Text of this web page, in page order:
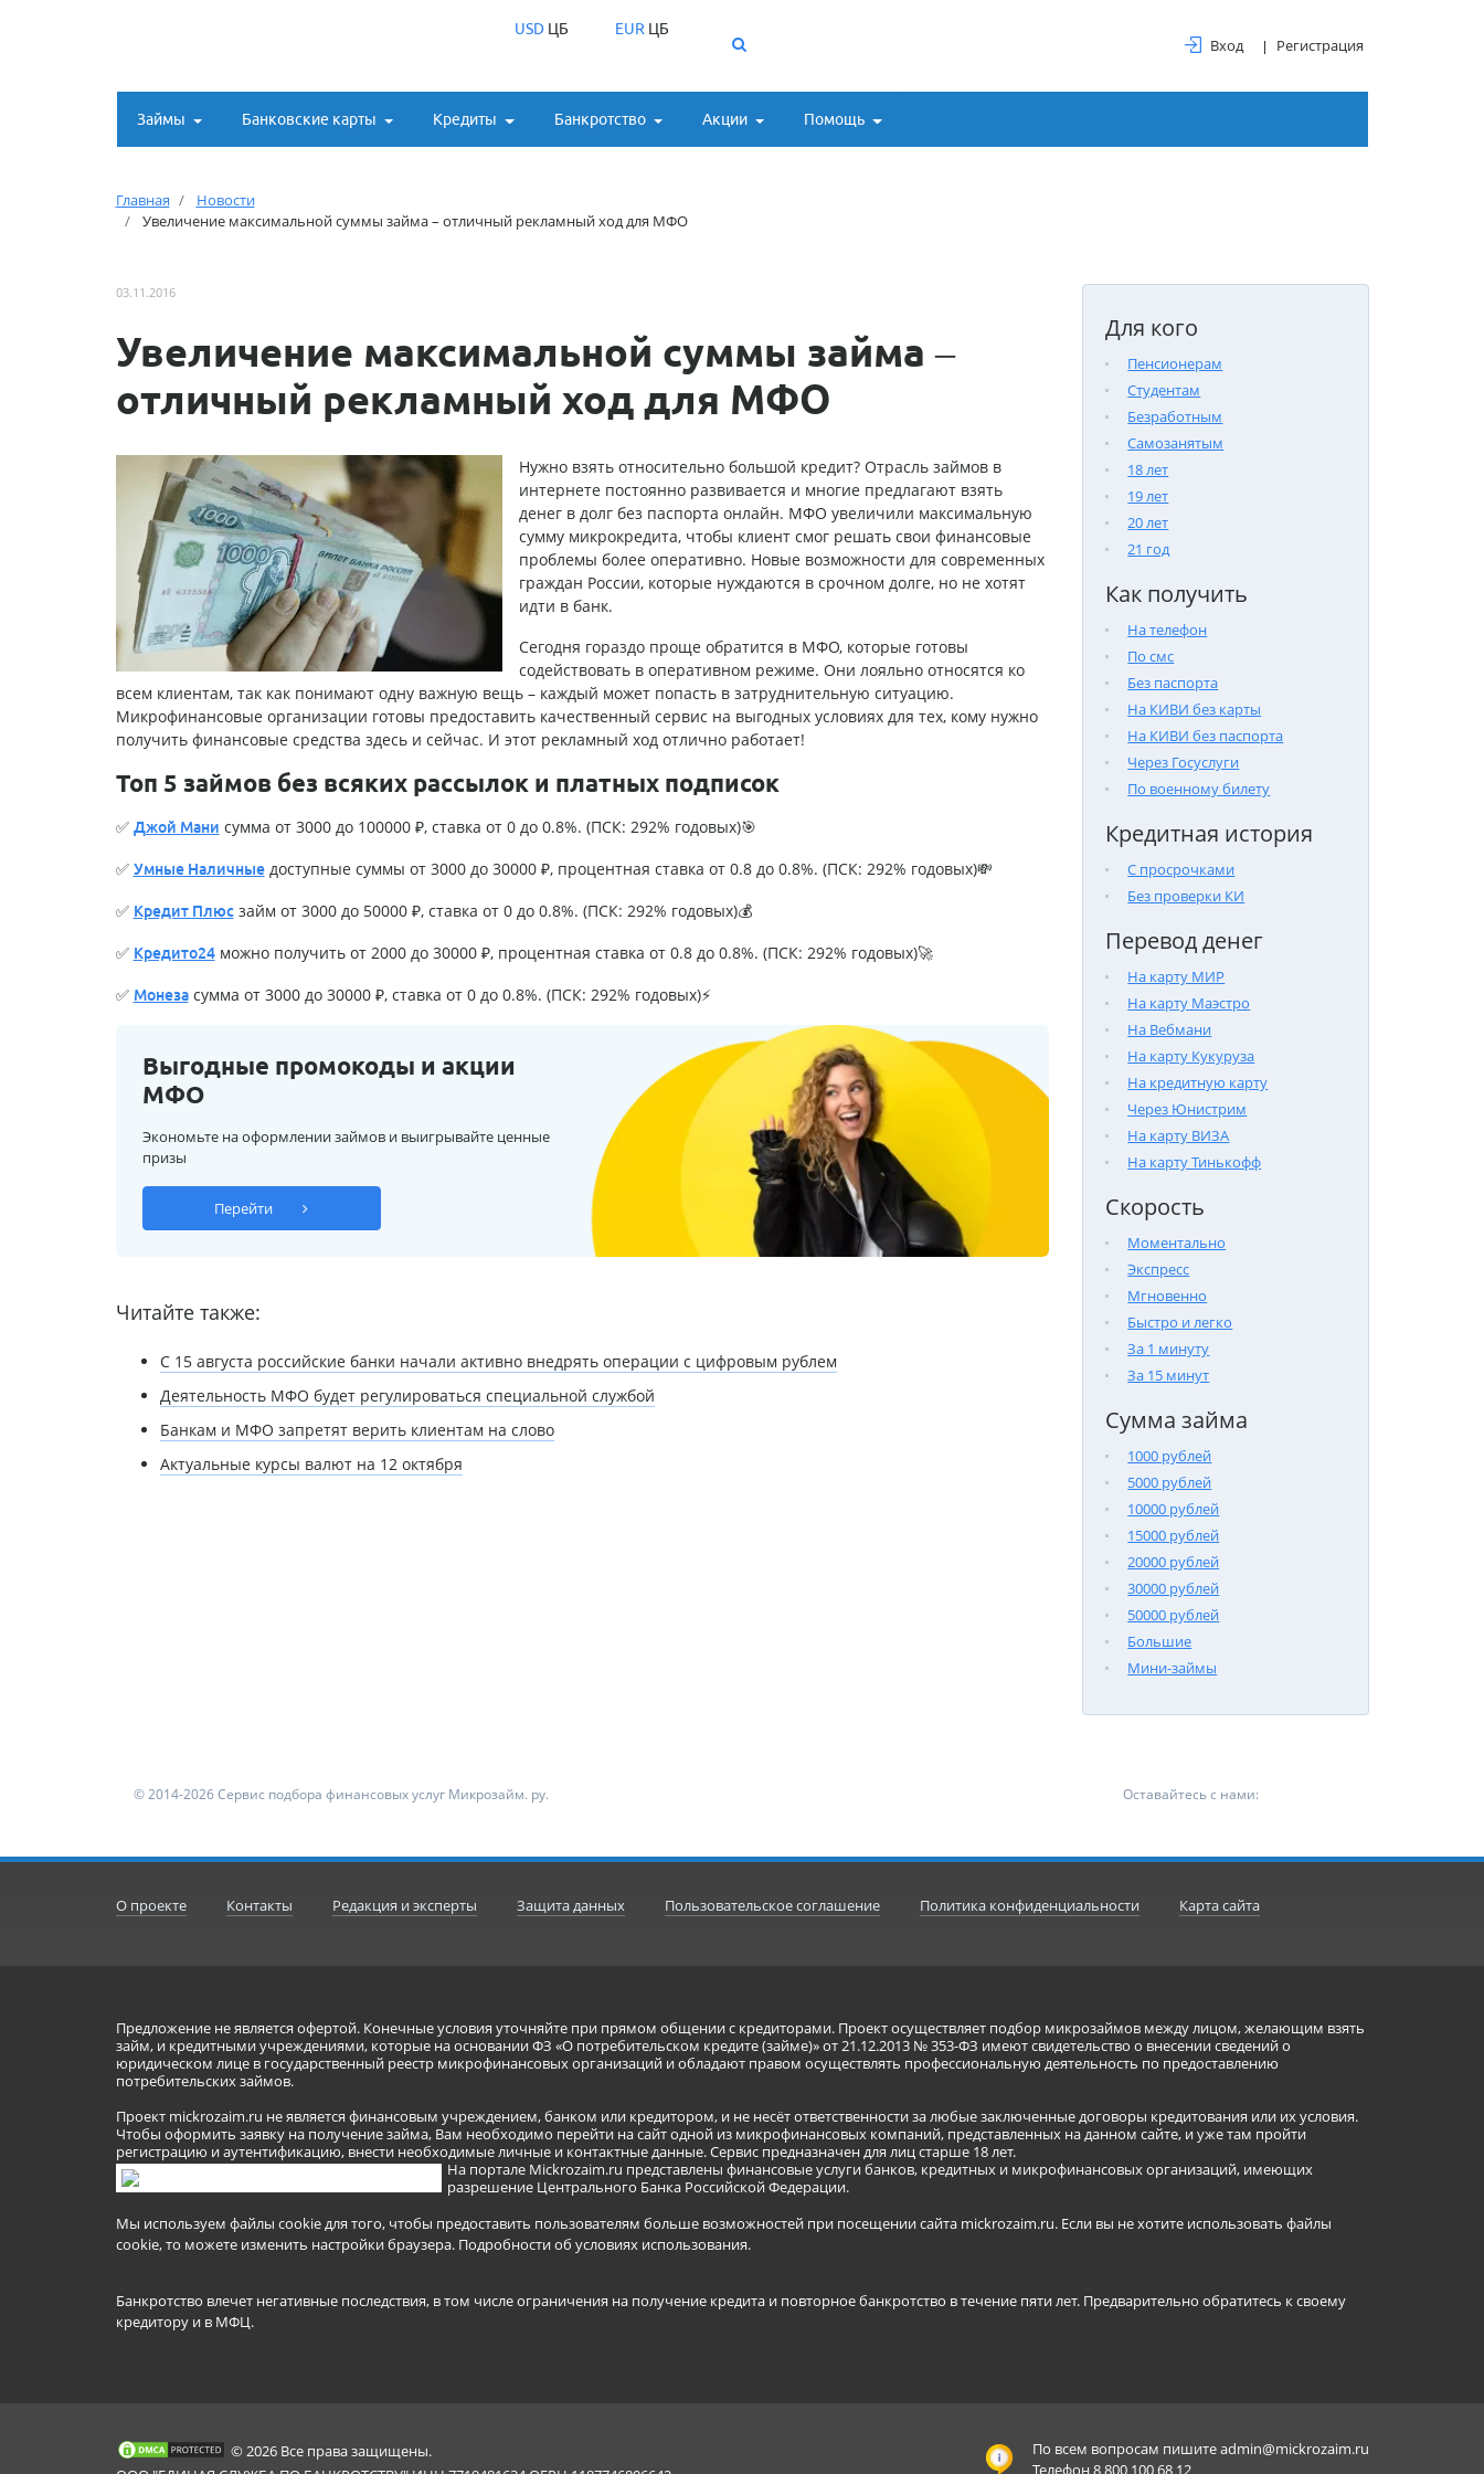
USDЦБ EUR ЦБ
Вход Регистрация
Займы Банковские карты Кредиты Банкротство Акции Помощь
Главная
Новости
Увеличение максимальной суммы займа – отличный рекламный ход для МФО
Для кого
Пенсионерам
Студентам
Безработным
Самозанятым
18 лет
19 лет
20 лет
21 год
Как получить
На телефон
По смс
Без паспорта
На КИВИ без карты
На КИВИ без паспорта
Через Госуслуги
По военному билету
Кредитная история
С просрочками
Без проверки КИ
Перевод денег
На карту МИР
На карту Маэстро
На Вебмани
На карту Кукуруза
На кредитную карту
Через Юнистрим
На карту ВИЗА
На карту Тинькофф
Скорость
Моментально
Экспресс
Мгновенно
Быстро и легко
За 1 минуту
За 15 минут
Сумма займа
1000 рублей
5000 рублей
10000 рублей
15000 рублей
20000 рублей
30000 рублей
50000 рублей
Большие
Мини-займы
03.11.2016
Увеличение максимальной суммы займа –
отличный рекламный ход для МФО
Нужно взять относительно большой кредит? Отрасль займов в
интернете постоянно развивается и многие предлагают взять
денег в долг без паспорта онлайн. МФО увеличили максимальную
сумму микрокредита, чтобы клиент смог решать свои финансовые
проблемы более оперативно. Новые возможности для современных
граждан России, которые нуждаются в срочном долге, но не хотят
идти в банк.
Сегодня гораздо проще обратится в МФО, которые готовы
содействовать в оперативном режиме. Они лояльно относятся ко
всем клиентам, так как понимают одну важную вещь – каждый может попасть в затруднительную ситуацию.
Микрофинансовые организации готовы предоставить качественный сервис на выгодных условиях для тех, кому нужно
получить финансовые средства здесь и сейчас. И этот рекламный ход отлично работает!
Топ 5 займов без всяких рассылок и платных подписок
✅ Джой Мани сумма от 3000 до 100000 ₽, ставка от 0 до 0.8%. (ПСК: 292% годовых)🎯
✅ Умные Наличныедоступные суммы от 3000 до 30000 ₽, процентная ставка от 0.8 до 0.8%. (ПСК: 292% годовых)💸
✅ Кредит Плюсзайм от 3000 до 50000 ₽, ставка от 0 до 0.8%. (ПСК: 292% годовых)💰
✅ Кредито24можно получить от 2000 до 30000 ₽, процентная ставка от 0.8 до 0.8%. (ПСК: 292% годовых)🚀
✅ Монезасумма от 3000 до 30000 ₽, ставка от 0 до 0.8%. (ПСК: 292% годовых)⚡
Выгодные промокоды и акции
МФО
Экономьте на оформлении займов и выигрывайте ценные
призы
Перейти
Читайте также:
С 15 августа российские банки начали активно внедрять операции с цифровым рублем
Деятельность МФО будет регулироваться специальной службой
Банкам и МФО запретят верить клиентам на слово
Актуальные курсы валют на 12 октября
© 2014-2026 Сервис подбора финансовых услуг Микрозайм. ру. Оставайтесь с нами:
О проекте Контакты Редакция и эксперты Защита данных Пользовательское соглашение Политика конфиденциальности Карта сайта
Предложение не является офертой. Конечные условия уточняйте при прямом общении с кредиторами. Проект осуществляет подбор микрозаймов между лицом, желающим взять
займ, и кредитными учреждениями, которые на основании ФЗ «О потребительском кредите (займе)» от 21.12.2013 № 353-ФЗ имеют свидетельство о внесении сведений о
юридическом лице в государственный реестр микрофинансовых организаций и обладают правом осуществлять профессиональную деятельность по предоставлению
потребительских займов.
Проект mickrozaim.ru не является финансовым учреждением, банком или кредитором, и не несёт ответственности за любые заключенные договоры кредитования или их условия.
Чтобы оформить заявку на получение займа, Вам необходимо перейти на сайт одной из микрофинансовых компаний, представленных на данном сайте, и уже там пройти
регистрацию и аутентификацию, внести необходимые личные и контактные данные. Сервис предназначен для лиц старше 18 лет.
На портале Mickrozaim.ru представлены финансовые услуги банков, кредитных и микрофинансовых организаций, имеющих
разрешение Центрального Банка Российской Федерации.
Мы используем файлы cookie для того, чтобы предоставить пользователям больше возможностей при посещении сайта mickrozaim.ru. Если вы не хотите использовать файлы
cookie, то можете изменить настройки браузера. Подробности об условиях использования.
Банкротство влечет негативные последствия, в том числе ограничения на получение кредита и повторное банкротство в течение пяти лет. Предварительно обратитесь к своему
кредитору и в МФЦ.
По всем вопросам пишитеadmin@mickrozaim.ru
Телефон 8 800 100 68 12
© 2026 Все права защищены.